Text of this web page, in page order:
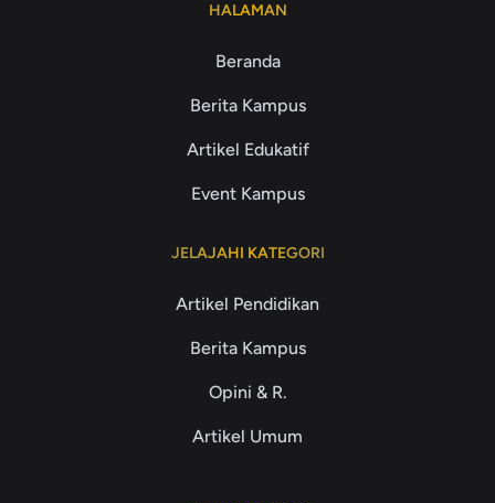
HALAMAN
Beranda
Berita Kampus
Artikel Edukatif
Event Kampus
JELAJAHI KATEGORI
Artikel Pendidikan
Berita Kampus
Opini & R.
Artikel Umum